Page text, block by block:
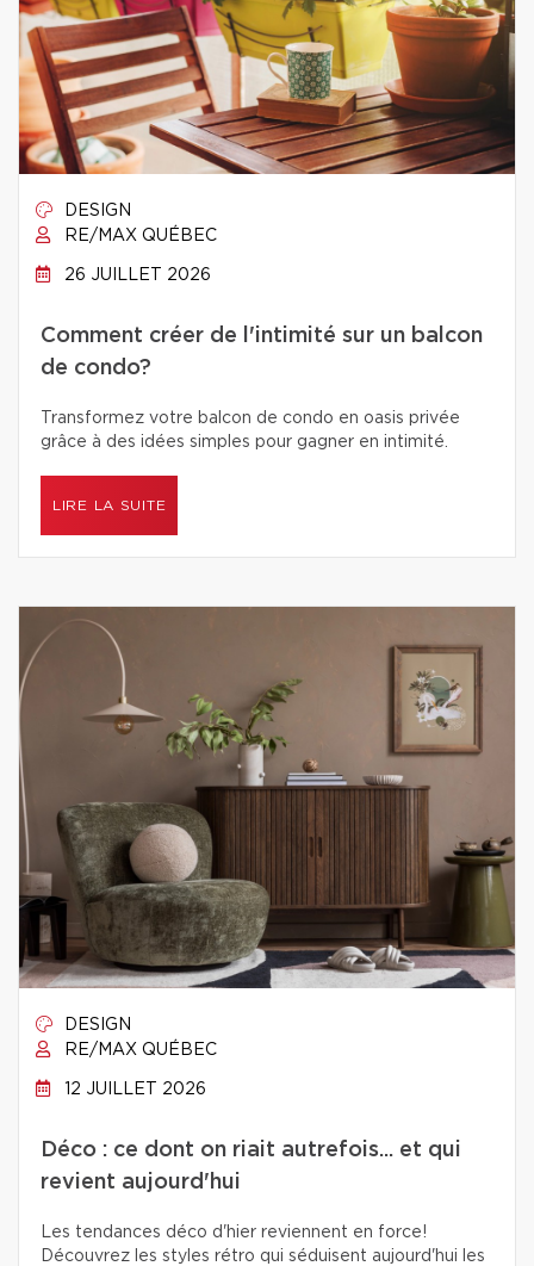
DESIGN
RE/MAX QUÉBEC
26 JUILLET 2026
Comment créer de l'intimité sur un balcon
de condo?
Transformez votre balcon de condo en oasis privée
grâce à des idées simples pour gagner en intimité.
LIRE LA SUITE
DESIGN
RE/MAX QUÉBEC
12 JUILLET 2026
Déco : ce dont on riait autrefois... et qui
revient aujourd'hui
Les tendances déco d'hier reviennent en force!
Découvrez les styles rétro qui séduisent aujourd'hui les